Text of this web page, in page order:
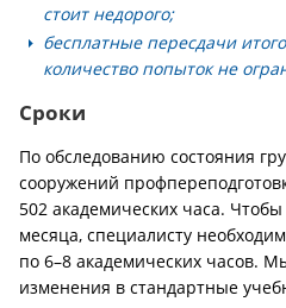
стоит недорого;
бесплатные пересдачи
количество попыток не
Сроки
По обследованию состояния
сооружений
502 академических часа.
месяца, специалисту
по 6–8 академических часов.
изменения в стандартные